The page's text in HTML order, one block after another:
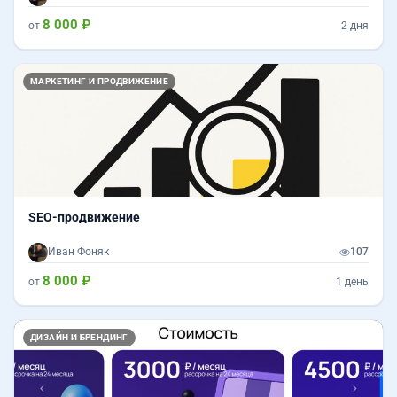
от 8 000 ₽ 2 дня
МАРКЕТИНГ И ПРОДВИЖЕНИЕ
SEO-продвижение
Иван Фоняк 107
от 8 000 ₽ 1 день
ДИЗАЙН И БРЕНДИНГ
Назад